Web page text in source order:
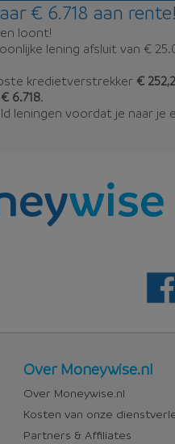
€ 6.718 aan
loont!
lening afsluit van €
kredietverstrekker €
€ 6.718.
leningen voordat je naar je
Over
Moneywise
Over Moneywise.nl
Over Moneywise.nl
Kosten van onze
Partners & Affiliates